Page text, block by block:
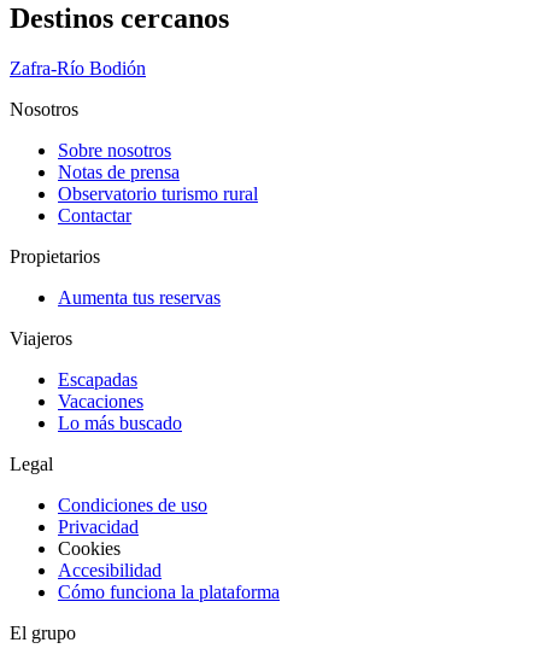
Destinos cercanos
Zafra-Río Bodión
Nosotros
Sobre nosotros
Notas de prensa
Observatorio turismo rural
Contactar
Propietarios
Aumenta tus reservas
Viajeros
Escapadas
Vacaciones
Lo más buscado
Legal
Condiciones de uso
Privacidad
Cookies
Accesibilidad
Cómo funciona la plataforma
El grupo